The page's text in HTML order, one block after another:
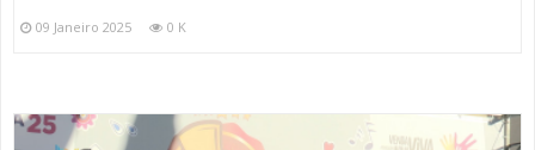
09 Janeiro 2025 0 K